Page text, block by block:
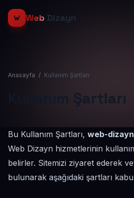
Web Dizayn
Anasayfa / Kullanım Şartları
Kullanım Şartları
Bu Kullanım Şartları, web-
Web Dizayn hizmetlerinin
belirler. Sitemizi ziyaret ederek
bulunarak aşağıdaki şartları kabul